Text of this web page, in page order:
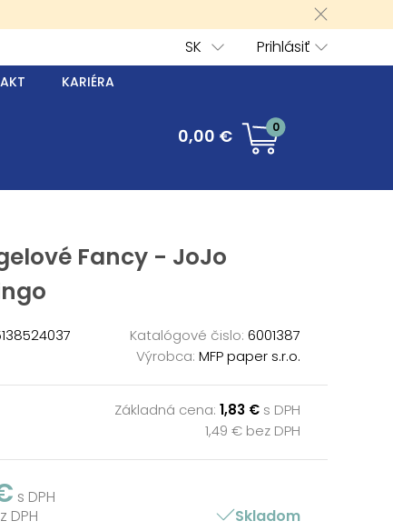
Prihlásiť
SK
KARIÉRA
0,00 € 0
Fancy - JoJo
Katalógové čislo: 6001387
Výrobca: MFP paper s.r.o.
Základná cena: 1,83 € s DPH
1,49 € bez DPH
s DPH
DPH
Skladom